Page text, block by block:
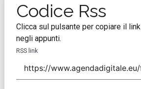
Codice Rss
Clicca sul pulsante per copiare il link
negli appunti.
RSS link